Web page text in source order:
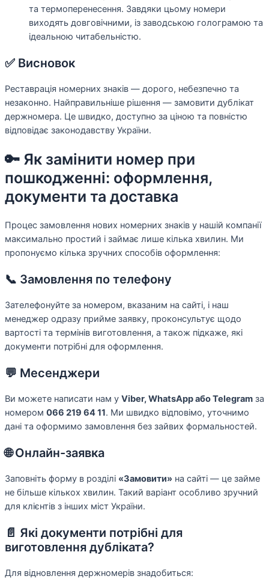
та термоперенесення. Завдяки цьому номери
виходять довговічними, із заводською голограмою та
ідеальною читабельністю.
✅ Висновок
Реставрація номерних знаків — дорого, небезпечно та
незаконно. Найправильніше рішення — замовити дублікат
держномера. Це швидко, доступно за ціною та повністю
відповідає законодавству України.
🔑 Як замінити номер при
пошкодженні: оформлення,
документи та доставка
Процес замовлення нових номерних знаків у нашій компанії
максимально простий і займає лише кілька хвилин. Ми
пропонуємо кілька зручних способів оформлення:
📞 Замовлення по телефону
Зателефонуйте за номером, вказаним на сайті, і наш
менеджер одразу прийме заявку, проконсультує щодо
вартості та термінів виготовлення, а також підкаже, які
документи потрібні для оформлення.
💬 Месенджери
Ви можете написати нам у Viber, WhatsApp або Telegram за
номером 066 219 64 11. Ми швидко відповімо, уточнимо
дані та оформимо замовлення без зайвих формальностей.
🌐 Онлайн-заявка
Заповніть форму в розділі «Замовити» на сайті — це займе
не більше кількох хвилин. Такий варіант особливо зручний
для клієнтів з інших міст України.
📄 Які документи потрібні для
виготовлення дубліката?
Для відновлення держномерів знадобиться: